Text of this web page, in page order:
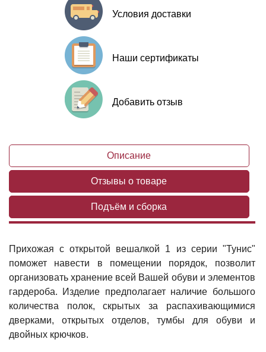
Условия доставки
Наши сертификаты
Добавить отзыв
Описание
Отзывы о товаре
Подъём и сборка
Прихожая с открытой вешалкой 1 из серии "Тунис"
поможет навести в помещении порядок, позволит
организовать хранение всей Вашей обуви и элементов
гардероба. Изделие предполагает наличие большого
количества полок, скрытых за распахивающимися
дверками, открытых отделов, тумбы для обуви и
двойных крючков.